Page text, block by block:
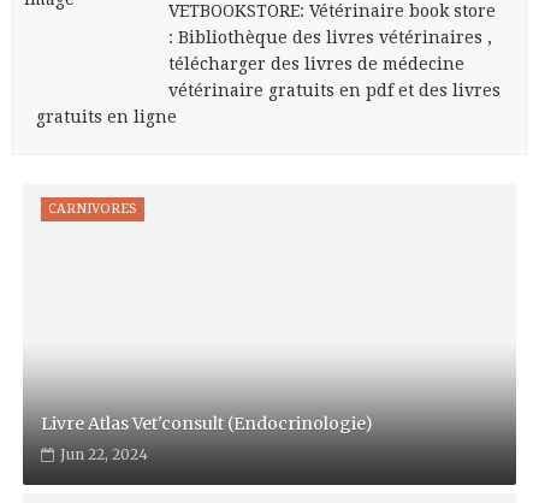
VETBOOKSTORE: Vétérinaire book store
: Bibliothèque des livres vétérinaires ,
télécharger des livres de médecine
vétérinaire gratuits en pdf et des livres
gratuits en ligne
CARNIVORES
Livre Atlas Vet'consult (Endocrinologie)
Jun 22, 2024